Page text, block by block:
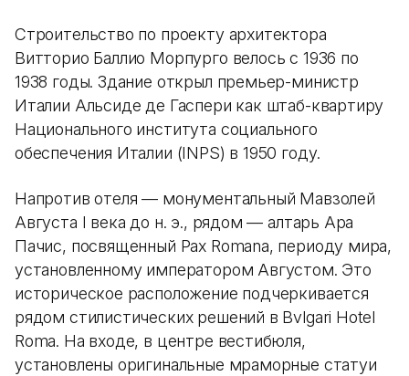
Строительство по проекту архитектора
Витторио Баллио Морпурго велось с 1936 по
1938 годы. Здание открыл премьер-министр
Италии Альсиде де Гаспери как штаб-квартиру
Национального института социального
обеспечения Италии (INPS) в 1950 году.
Напротив отеля — монументальный Мавзолей
Августа I века до н. э., рядом — алтарь Ара
Пачис, посвященный Pax Romana, периоду мира,
установленному императором Августом. Это
историческое расположение подчеркивается
рядом стилистических решений в Bvlgari Hotel
Roma. На входе, в центре вестибюля,
установлены оригинальные мраморные статуи